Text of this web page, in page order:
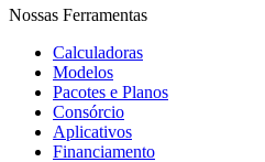
Nossas Ferramentas
Calculadoras
Modelos
Pacotes e Planos
Consórcio
Aplicativos
Financiamento